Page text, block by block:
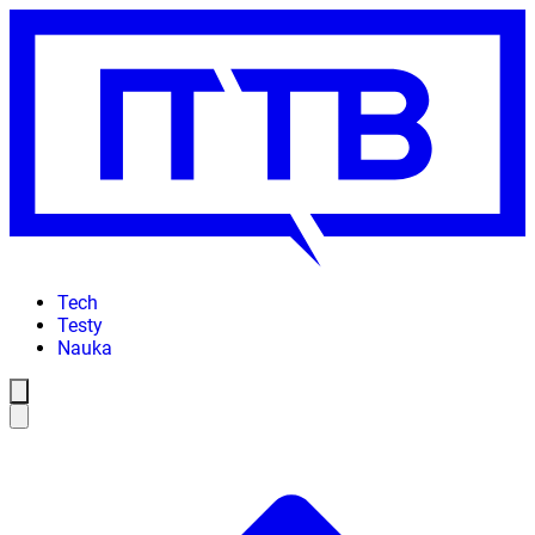
Tech
Testy
Nauka